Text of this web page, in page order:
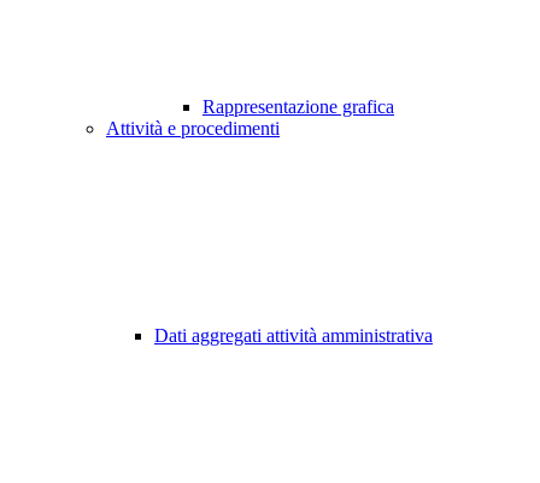
Rappresentazione grafica
Attività e procedimenti
Dati aggregati attività amministrativa